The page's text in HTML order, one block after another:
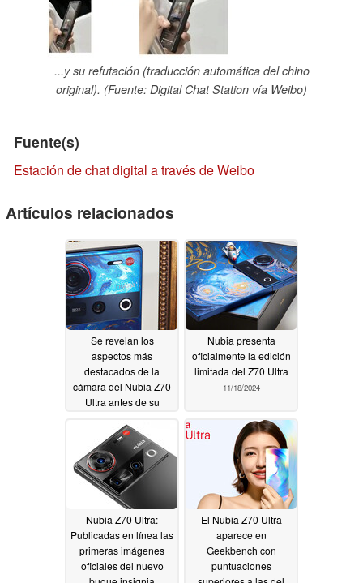
...y su refutación (traducción automática del chino
original). (Fuente: Digital Chat Station vía Weibo)
Fuente(s)
Estación de chat digital a través de Weibo
Artículos relacionados
Se revelan los
aspectos más
destacados de la
cámara del Nubia Z70
Ultra antes de su
Nubia presenta
oficialmente la edición
limitada del Z70 Ultra
11/18/2024
Nubia Z70 Ultra:
Publicadas en línea las
primeras imágenes
oficiales del nuevo
El Nubia Z70 Ultra
aparece en
Geekbench con
puntuaciones